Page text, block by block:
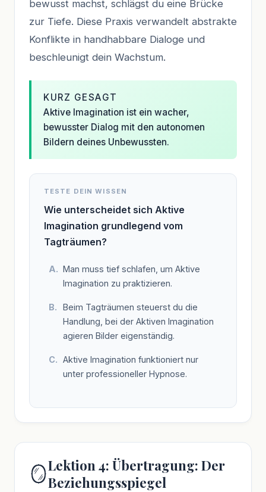
bewusst machst, schlägst du eine Brücke
zur Tiefe. Diese Praxis verwandelt abstrakte
Konflikte in handhabbare Dialoge und
beschleunigt dein Wachstum.
KURZ GESAGT
Aktive Imagination ist ein wacher,
bewusster Dialog mit den autonomen
Bildern deines Unbewussten.
TESTE DEIN WISSEN
Wie unterscheidet sich Aktive
Imagination grundlegend vom
Tagträumen?
Man muss tief schlafen, um Aktive
Imagination zu praktizieren.
Beim Tagträumen steuerst du die
Handlung, bei der Aktiven Imagination
agieren Bilder eigenständig.
Aktive Imagination funktioniert nur
unter professioneller Hypnose.
🪞Lektion 4: Übertragung: Der
Beziehungsspiegel